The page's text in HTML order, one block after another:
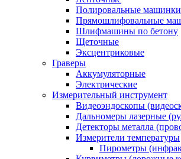
Полировальные машинки
Прямошлифовальные
Шлифмашины по бетону
Щеточные
Эксцентриковые
Граверы
Аккумуляторные
Электрические
Измерительный инструмент
Видеоэндоскопы
Дальномеры лазерные
Детекторы металла
Измерители температуры
Пирометры